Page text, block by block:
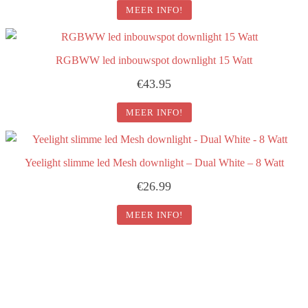
MEER INFO!
RGBWW led inbouwspot downlight 15 Watt
€43.95
MEER INFO!
Yeelight slimme led Mesh downlight – Dual White – 8 Watt
€26.99
MEER INFO!